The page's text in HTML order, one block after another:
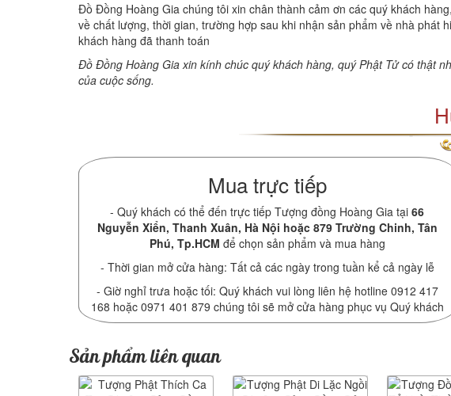
Đồ Đồng Hoàng Gia chúng tôi xin chân thành cảm ơn các quý khách
về chất lượng, thời gian, trường hợp sau khi nhận sản phẩm về nhà phát
khách hàng đã thanh toán
Đồ Đồng Hoàng Gia xin kính chúc quý khách hàng, quý Phật Tử có thật
của cuộc sống.
Mua trực tiếp
- Quý khách có thể đến trực tiếp Tượng đồng Hoàng Gia tại66
Nguyễn Xiển, Thanh Xuân, Hà Nội hoặc 879 Trường Chinh, Tân
Phú, Tp.HCM để chọn sản phẩm và mua hàng
- Thời gian mở cửa hàng: Tất cả các ngày trong tuần kể cả ngày lễ
- Giờ nghỉ trưa hoặc tối: Quý khách vui lòng liên hệ hotline 0912 417
168 hoặc 0971 401 879 chúng tôi sẽ mở cửa hàng phục vụ Quý khách
Sản phẩm liên quan